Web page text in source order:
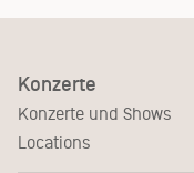
Konzerte
Konzerte und Shows
Locations